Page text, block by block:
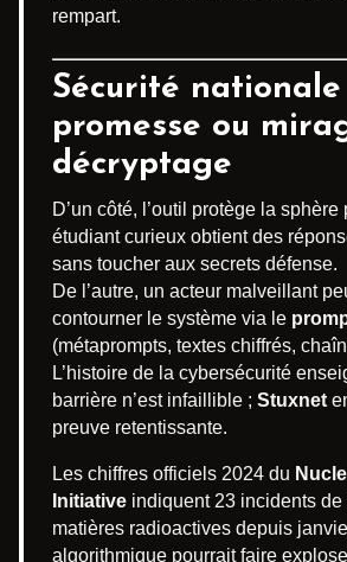
rempart.
Sécurité nationale
promesse ou
décryptage
D’un côté, l’outil protège la
étudiant curieux obtient des
sans toucher aux secrets défense.
De l’autre, un acteur malveillant
contourner le système via le
(métaprompts, textes chiffrés,
L’histoire de la cybersécurité
barrière n’est infaillible ; Stuxnet
preuve retentissante.
Les chiffres officiels 2024 du
Initiative indiquent 23 incidents
matières radioactives depuis
algorithmique pourrait faire